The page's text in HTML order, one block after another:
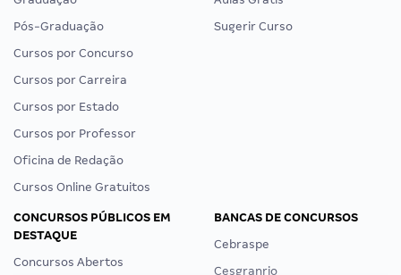
Pós-Graduação
Cursos por Concurso
Cursos por Carreira
Cursos por Estado
Cursos por Professor
Oficina de Redação
Cursos Online Gratuitos
Sugerir Curso
CONCURSOS PÚBLICOS EM
DESTAQUE
Concursos Abertos
BANCAS DE CONCURSOS
Cebraspe
Cesgranrio